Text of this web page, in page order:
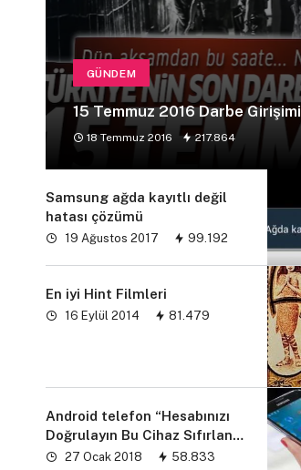
GÜNDEM
15 Temmuz 2016 Darbe Girişimi
18 Temmuz 2016 217.864
Samsung ağda kayıtlı değil
hatası çözümü
19 Ağustos 2017 99.192
En iyi Hint Filmleri
16 Eylül 2014 81.479
Android telefon “Hesabınızı
Doğrulayın Bu Cihaz Sıfırlandı
sorunu” çözümü
27 Ocak 2018 58.833